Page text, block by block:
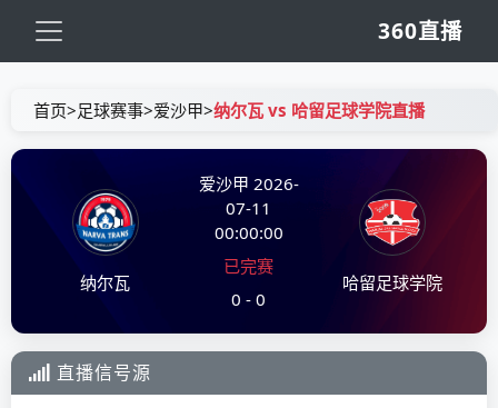
360直播
首页>足球赛事>爱沙甲>纳尔瓦 vs 哈留足球学院直播
纳尔瓦
爱沙甲 2026-
07-11
00:00:00
已完赛
0 - 0
哈留足球学院
直播信号源